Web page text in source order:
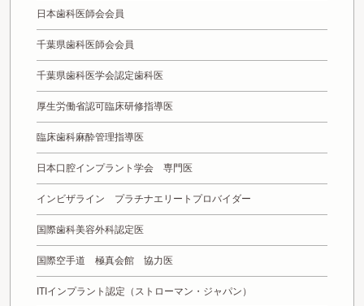
日本歯科医師会会員
千葉県歯科医師会会員
千葉県歯科医学会認定歯科医
厚生労働省認可臨床研修指導医
臨床歯科麻酔管理指導医
日本口腔インプラント学会 専門医
インビザライン プラチナエリートプロバイダー
国際歯科美容外科認定医
国際空手道 極真会館 協力医
ITIインプラント認定（ストローマン・ジャパン）